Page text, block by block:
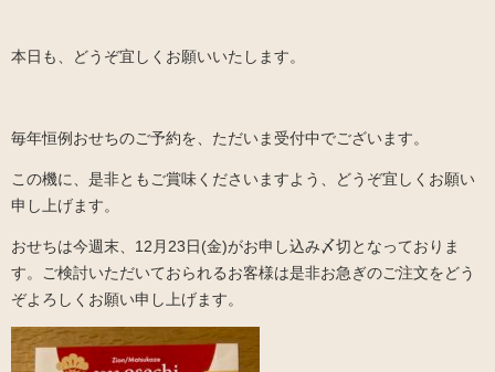
本日も、どうぞ宜しくお願いいたします。
毎年恒例おせちのご予約を、ただいま受付中でございます。
この機に、是非ともご賞味くださいますよう、どうぞ宜しくお願い
申し上げます。
おせちは今週末、12月23日(金)がお申し込み〆切となっておりま
す。ご検討いただいておられるお客様は是非お急ぎのご注文をどう
ぞよろしくお願い申し上げます。